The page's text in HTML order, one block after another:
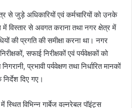
से जुड़े अधिकारियों एवं कर्मचारियों को उनके
में विस्तार से अवगत कराना तथा नगर क्षेत्र में
की प्रगति की समीक्षा करना था। नगर
सफाई निरीक्षकों एवं पर्यवेक्षकों को
प्रभावी पर्यवेक्षण तथा निर्धारित मानकों
दिए गए।
स्थित विभिन्न गार्बेज वल्नरेबल पॉइंट्स